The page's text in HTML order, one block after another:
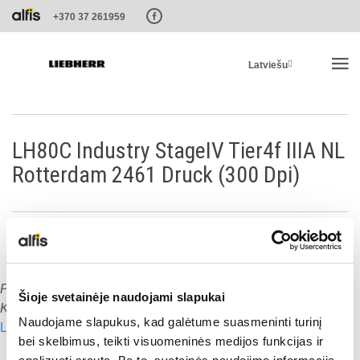
Šioje svetainėje naudojami slapukai
Naudojame slapukus, kad galėtume suasmeninti turinį
bei skelbimus, teikti visuomeninės medijos funkcijas ir
Paste this code as high in the of the page as possible:
+370 37 261959
Latviešu
PRODUKTI
LIEBHERR-SHOP
LH80C Industry StageIV Tier4f IIIA NL
Rotterdam 2461 Druck (300 Dpi)
Dalies ar šo:
Publicēts
Komentāru skaits:
Dalies ar šo:
Lasīt nākamo